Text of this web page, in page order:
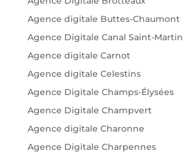
Agence digitale Buttes-Chaumont
Agence Digitale Canal Saint-Martin
Agence digitale Carnot
Agence digitale Celestins
Agence Digitale Champs-Élysées
Agence Digitale Champvert
Agence digitale Charonne
Agence Digitale Charpennes